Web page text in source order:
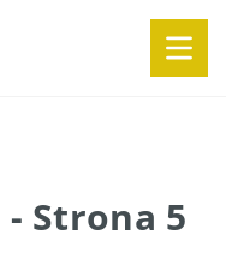
- Strona 5